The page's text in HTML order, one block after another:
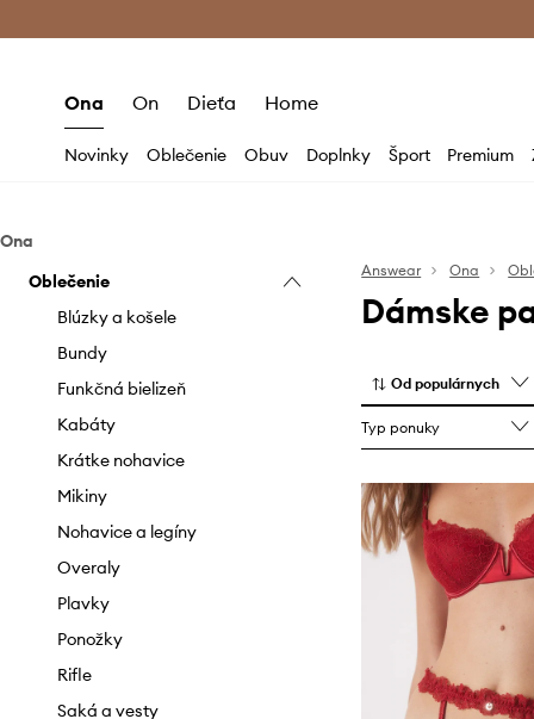
Ona On Dieťa Home
Novinky Oblečenie Obuv Doplnky Šport Premium
Ona
Oblečenie
Blúzky a košele
Bundy
Funkčná bielizeň
Kabáty
Krátke nohavice
Mikiny
Nohavice a legíny
Overaly
Plavky
Ponožky
Rifle
Saká a vesty
Answear Ona
Dámske
Od populárnych
Typ ponuky